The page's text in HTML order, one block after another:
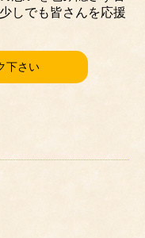
しでも皆さんを応援
下さい